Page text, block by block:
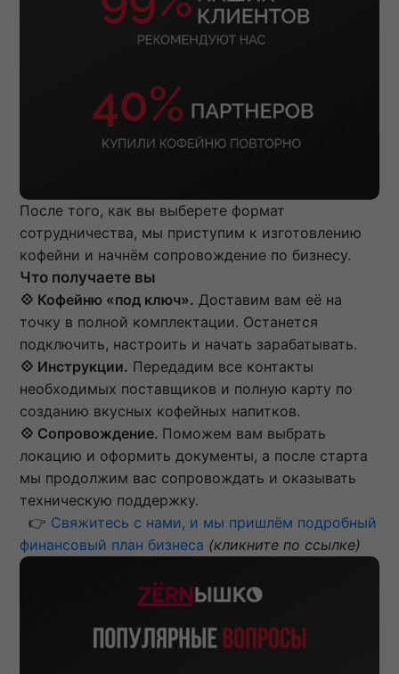
После того, как вы выберете формат
сотрудничества, мы приступим к изготовлению
кофейни и начнём сопровождение по бизнесу.
Что получаете вы
💠 Кофейню «под ключ». Доставим вам её на
точку в полной комплектации. Останется
подключить, настроить и начать зарабатывать.
💠 Инструкции. Передадим все контакты
необходимых поставщиков и полную карту по
созданию вкусных кофейных напитков.
💠 Сопровождение. Поможем вам выбрать
локацию и оформить документы, а после старта
мы продолжим вас сопровождать и оказывать
техническую поддержку.
👉 Свяжитесь с нами, и мы пришлём подробный
финансовый план бизнеса (кликните по ссылке)